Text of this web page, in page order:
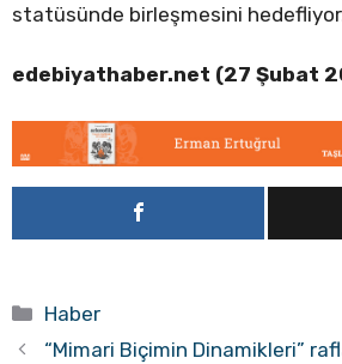
statüsünde birleşmesini
edebiyathaber.net (27 Şubat
Kategoriler
Haber
“Mimari Biçimin Dinamikleri”